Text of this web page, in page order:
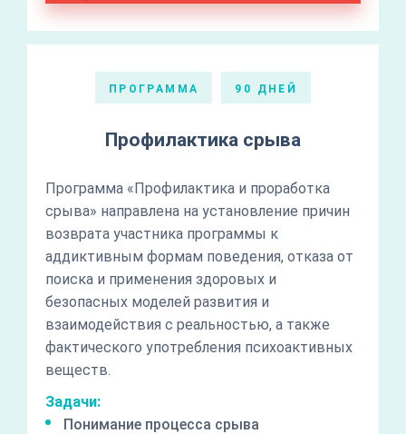
ПРОГРАММА 90 ДНЕЙ
Профилактика срыва
Программа «Профилактика и проработка
срыва» направлена на установление причин
возврата участника программы к
аддиктивным формам поведения, отказа от
поиска и применения здоровых и
безопасных моделей развития и
взаимодействия с реальностью, а также
фактического употребления психоактивных
веществ.
Задачи:
Понимание процесса срыва